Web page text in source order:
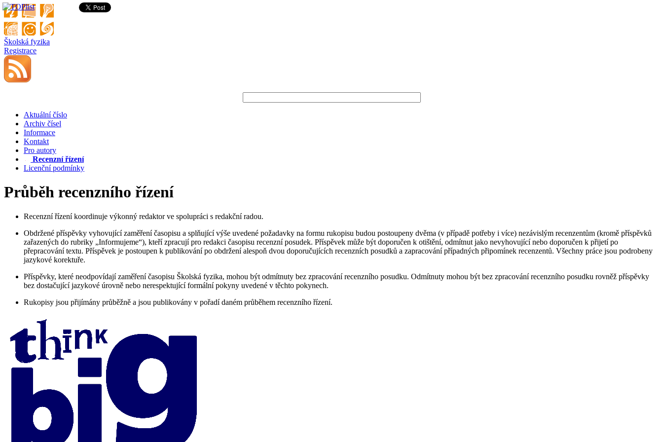
Školská fyzika
Registrace
Aktuální číslo
Archiv čísel
Informace
Kontakt
Pro autory
Recenzní řízení
Licenční podmínky
Průběh recenzního řízení
Recenzní řízení koordinuje výkonný redaktor ve spolupráci s redakční radou.
Obdržené příspěvky vyhovující zaměření časopisu a splňující výše uvedené požadavky na formu rukopisu budou postoupeny dvěma (v případě potřeby i více) nezávislým recenzentům (kromě příspěvků
zařazených do rubriky „Informujeme“), kteří zpracují pro redakci časopisu recenzní posudek. Příspěvek může být doporučen k otištění, odmítnut jako nevyhovující nebo doporučen k přijetí po
přepracování textu. Příspěvek je postoupen k publikování po obdržení alespoň dvou doporučujících recenzních posudků a zapracování případných připomínek recenzentů. Všechny práce jsou podrobeny
jazykové korektuře.
Příspěvky, které neodpovídají zaměření časopisu Školská fyzika, mohou být odmítnuty bez zpracování recenzního posudku. Odmítnuty mohou být bez zpracování recenzního posudku rovněž příspěvky
bez dostačující jazykové úrovně nebo nerespektující formální pokyny uvedené v těchto pokynech.
Rukopisy jsou přijímány průběžně a jsou publikovány v pořadí daném průběhem recenzního řízení.